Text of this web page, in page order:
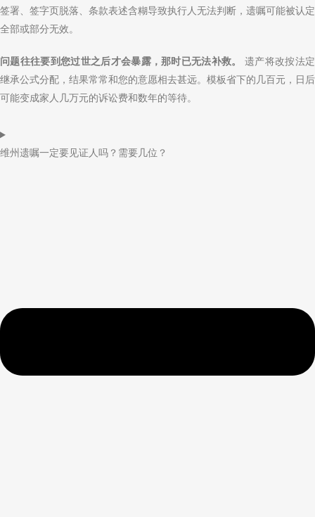
签署、签字页脱落、条款表述含糊导致执行人无法判断，遗嘱可能被认定
全部或部分无效。
问题往往要到您过世之后才会暴露，那时已无法补救。
遗产将改按法定
继承公式分配，结果常常和您的意愿相去甚远。模板省下的几百元，日后
可能变成家人几万元的诉讼费和数年的等待。
维州遗嘱一定要见证人吗？需要几位？